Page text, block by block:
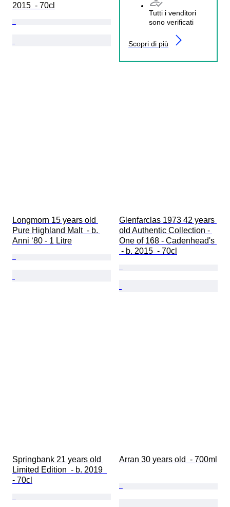
Tutti i venditori
sono verificati
Scopri di più
2015  - 70cl
Longmorn 15 years old
Pure Highland Malt  - b.
Anni ‘80 - 1 Litre
Glenfarclas 1973 42 years
old Authentic Collection -
One of 168 - Cadenhead's
- b. 2015  - 70cl
Springbank 21 years old
Limited Edition  - b. 2019
- 70cl
Arran 30 years old  - 700ml